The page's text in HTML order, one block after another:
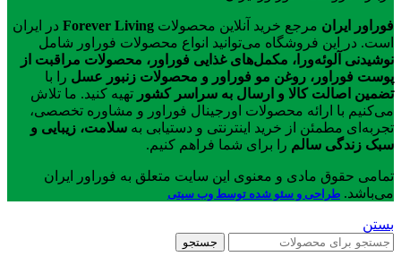
فوراور ایران مرجع خرید آنلاین محصولات Forever Living در ایران
است. در این فروشگاه می‌توانید انواع محصولات فوراور شامل
نوشیدنی آلوئه‌ورا، مکمل‌های غذایی فوراور، محصولات مراقبت از
پوست فوراور، روغن مو فوراور و محصولات زنبور عسل را با
تضمین اصالت کالا و ارسال به سراسر کشور تهیه کنید. ما تلاش
می‌کنیم با ارائه محصولات اورجینال فوراور و مشاوره تخصصی،
تجربه‌ای مطمئن از خرید اینترنتی و دستیابی به سلامت، زیبایی و
سبک زندگی سالم را برای شما فراهم کنیم.
تمامی حقوق مادی و معنوی این سایت متعلق به فوراور ایران
می‌باشد. طراحی و سئو شده توسط وب سیتی
بستن
جستجو